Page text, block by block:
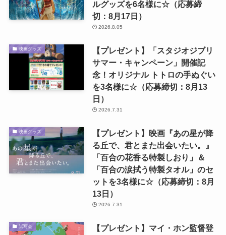
ルグッズを6名様に☆（応募締
切：8月17日）
2026.8.05
映画グッズ
【プレゼント】「スタジオジブリ
サマー・キャンペーン」開催記
念！オリジナル トトロの手ぬぐい
を3名様に☆（応募締切：8月13
日）
2026.7.31
映画グッズ
【プレゼント】映画『あの星が降
る丘で、君とまた出会いたい。』
「百合の花香る特製しおり」＆
「百合の涙拭う特製タオル」のセ
ットを3名様に☆（応募締切：8月
13日）
2026.7.31
試写会
【プレゼント】マイ・ホン監督登